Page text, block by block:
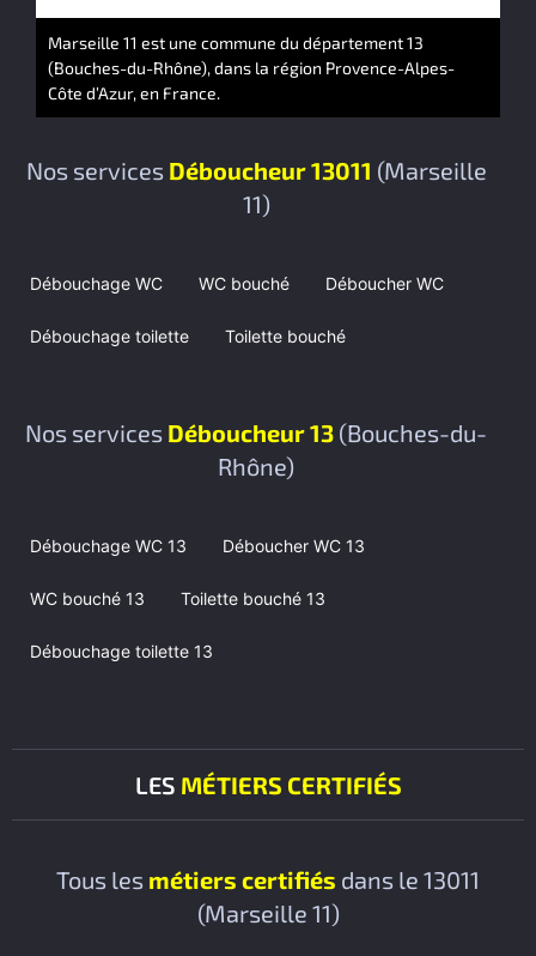
Nos services Déboucheur 13011 (Marseille
11)
Débouchage WC WC bouché Déboucher WC
Débouchage toilette Toilette bouché
Nos services Déboucheur 13 (Bouches-du-
Rhône)
Débouchage WC 13 Déboucher WC 13
WC bouché 13 Toilette bouché 13
Débouchage toilette 13
Marseille 11 est une commune du département 13
(Bouches-du-Rhône), dans la région Provence-Alpes-
Côte d’Azur, en France.
LES MÉTIERS CERTIFIÉS
Tous les métiers certifiés dans le 13011
(Marseille 11)